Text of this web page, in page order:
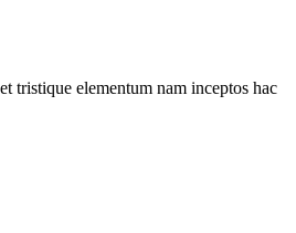
tristique elementum nam inceptos hac